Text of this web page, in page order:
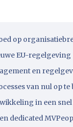
op
EU-regelgeving
en
van nul op te
in een
dedicated